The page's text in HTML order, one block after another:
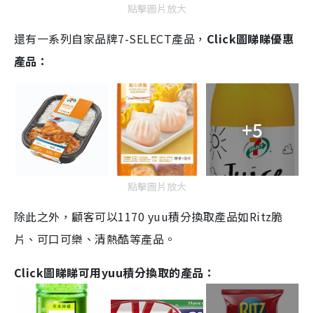
點擊圖片放大
還有一系列自家品牌7-SELECT產品， Click圖睇睇優惠
產品：
+5
點擊圖片放大
除此之外，顧客可以1170 yuu積分換取產品如Ritz脆
片、可口可樂、清熱酷等產品。
Click圖睇睇可用yuu積分換取的產品 ：